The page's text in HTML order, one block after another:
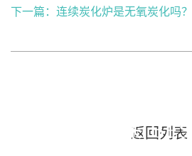
下一篇： 连续炭化炉是无氧炭化吗？
返回列表
百特环保